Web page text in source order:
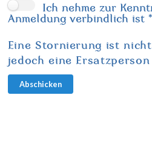
Ich nehme zur
Anmeldung verbindlich ist *
Eine Stornierung ist
jedoch eine
Abschicken